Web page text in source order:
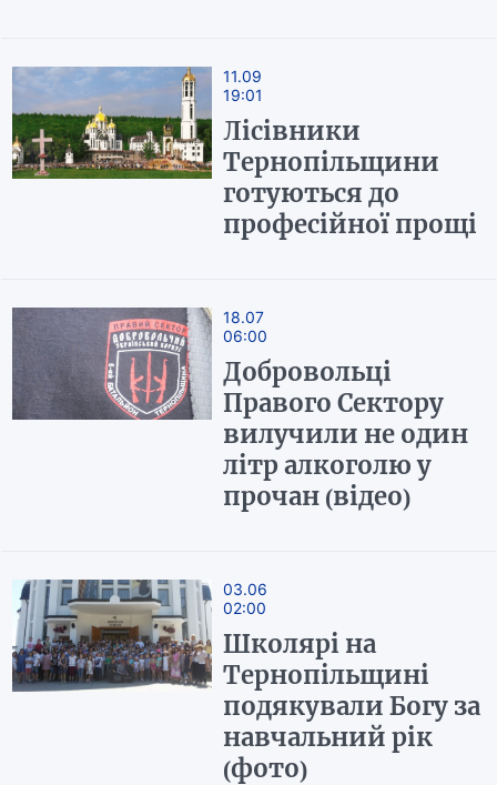
11.09
19:01
Лісівники
Тернопільщини
готуються до
професійної прощі
18.07
06:00
Добровольці
Правого Сектору
вилучили не один
літр алкоголю у
прочан (відео)
03.06
02:00
Школярі на
Тернопільщині
подякували Богу за
навчальний рік
(фото)